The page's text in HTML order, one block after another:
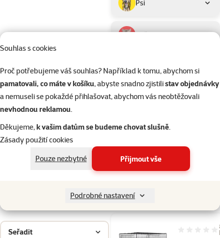
Souhlas s cookies
Proč potřebujeme váš souhlas? Například k tomu, abychom si
pamatovali, co máte v košíku, abyste snadno zjistilistav objednávky
a nemuseli se pokaždé přihlašovat, abychom vás neobtěžovali
nevhodnou reklamou.
Děkujeme,k vašim datům se budeme chovat slušně.
Zásady použití cookies
Pouze nezbytné
Přijmout vše
Podrobné nastavení
Psi
Kočky
Drobní savci
Ptáci
Akvaristika
Teraristika
2
Seřadit Hodnocení